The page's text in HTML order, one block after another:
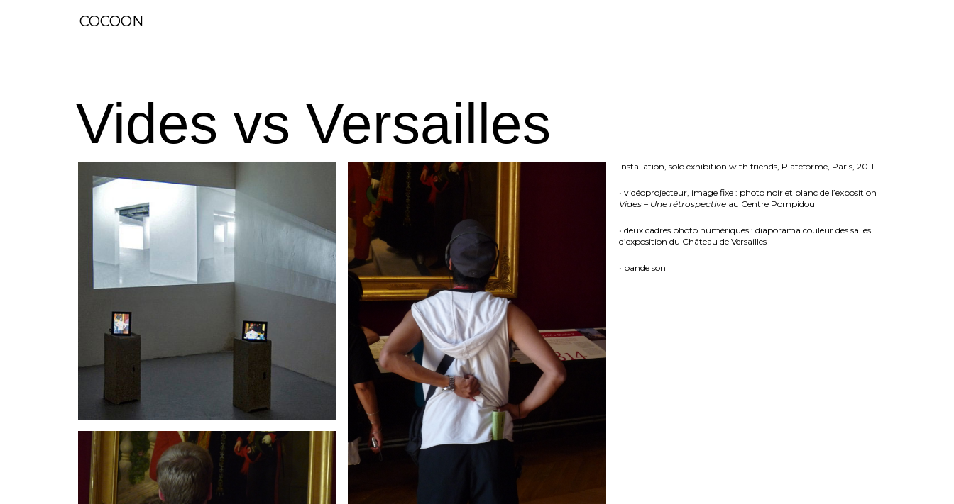
COCOON
Vides vs Versailles
Installation, solo exhibition with friends, Plateforme, Paris, 2011
• vidéoprojecteur, image fixe : photo noir et blanc de l’exposition
Vides – Une rétrospectiveau Centre Pompidou
• deux cadres photo numériques : diaporama couleur des salles
d’exposition du Château de Versailles
• bande son